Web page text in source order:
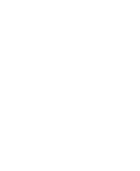
(contra cost)
cost)